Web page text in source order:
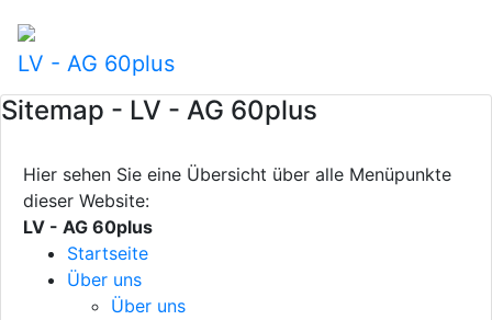
LV - AG 60plus
Sitemap - LV - AG 60plus
Hier sehen Sie eine Übersicht über alle Menüpunkte
dieser Website:
LV - AG 60plus
Startseite
Über uns
Über uns